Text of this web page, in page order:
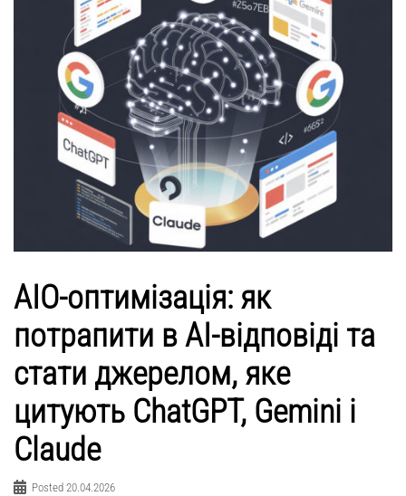
AIO-оптимізація: як
потрапити в AI-відповіді та
стати джерелом, яке
цитують ChatGPT, Gemini і
Claude
Posted 20.04.2026